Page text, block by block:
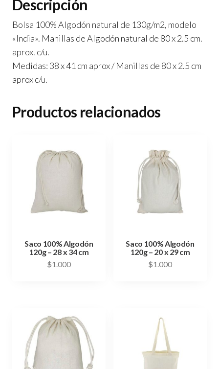
Descripción
Bolsa 100% Algodón natural de 130g/m2, modelo
«India». Manillas de Algodón natural de 80 x 2.5 cm.
aprox. c/u.
Medidas: 38 x 41 cm aprox / Manillas de 80 x 2.5 cm
aprox c/u.
Productos relacionados
Saco 100% Algodón
120g – 28 x 34 cm
$1.000
Saco 100% Algodón
120g – 20 x 29 cm
$1.000